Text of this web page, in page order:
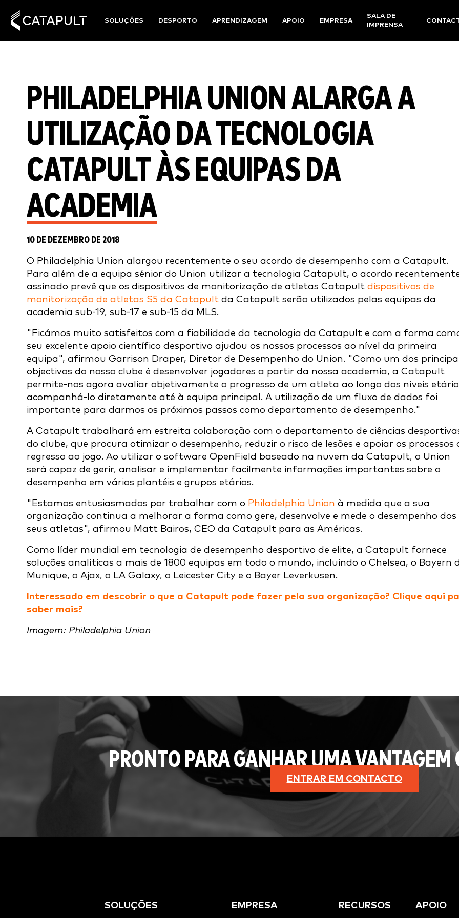
SOLUÇÕES DESPORTO APRENDIZAGEM APOIO EMPRESA
SALA DE
IMPRENSA
PHILADELPHIA UNION ALARGA A
UTILIZAÇÃO DA TECNOLOGIA
CATAPULT ÀS EQUIPAS DA
ACADEMIA
10 DE DEZEMBRO DE 2018
O Philadelphia Union alargou recentemente o seu acordo de desempenho com a Catapult.
Para além de a equipa sénior do Union utilizar a tecnologia Catapult, o acordo
assinado prevê que os dispositivos de monitorização de atletas Catapult dispositivos de
monitorização de atletas S5 da Catapult da Catapult serão utilizados pelas equipas da
academia sub-19, sub-17 e sub-15 da MLS.
"Ficámos muito satisfeitos com a fiabilidade da tecnologia da Catapult e com a forma
seu excelente apoio científico desportivo ajudou os nossos processos ao nível da primeira
equipa", afirmou Garrison Draper, Diretor de Desempenho do Union. "Como um dos
objectivos do nosso clube é desenvolver jogadores a partir da nossa academia, a Catapult
permite-nos agora avaliar objetivamente o progresso de um atleta ao longo dos níveis
acompanhá-lo diretamente até à equipa principal. A utilização de um fluxo de dados foi
importante para darmos os próximos passos como departamento de desempenho."
A Catapult trabalhará em estreita colaboração com o departamento de ciências
do clube, que procura otimizar o desempenho, reduzir o risco de lesões e apoiar os processos
regresso ao jogo. Ao utilizar o software OpenField baseado na nuvem da Catapult, o Union
será capaz de gerir, analisar e implementar facilmente informações importantes sobre o
desempenho em vários plantéis e grupos etários.
"Estamos entusiasmados por trabalhar com o Philadelphia Union à medida que a sua
organização continua a melhorar a forma como gere, desenvolve e mede o desempenho dos
seus atletas", afirmou Matt Bairos, CEO da Catapult para as Américas.
Como líder mundial em tecnologia de desempenho desportivo de elite, a Catapult fornece
soluções analíticas a mais de 1800 equipas em todo o mundo, incluindo o Chelsea, o Bayern
Munique, o Ajax, o LA Galaxy, o Leicester City e o Bayer Leverkusen.
Interessado em descobrir o que a Catapult pode fazer pela sua organização? Clique aqui
saber mais?
Imagem: Philadelphia Union
PRONTO PARA GANHAR UMA VANTAGEM
ENTRAR EM CONTACTO
SOLUÇÕES EMPRESA RECURSOS APOIO